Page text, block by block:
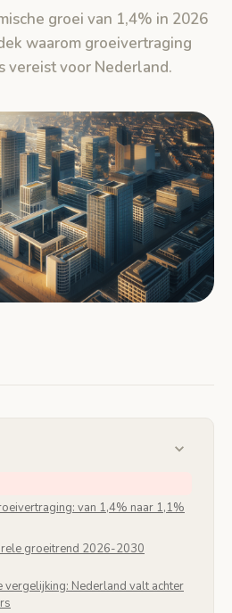
groei van 1,4% in 2026
waarom groeivertraging
vereist voor Nederland.
van 1,4% naar 1,1%
groeitrend 2026-2030
vergelijking: Nederland valt achter